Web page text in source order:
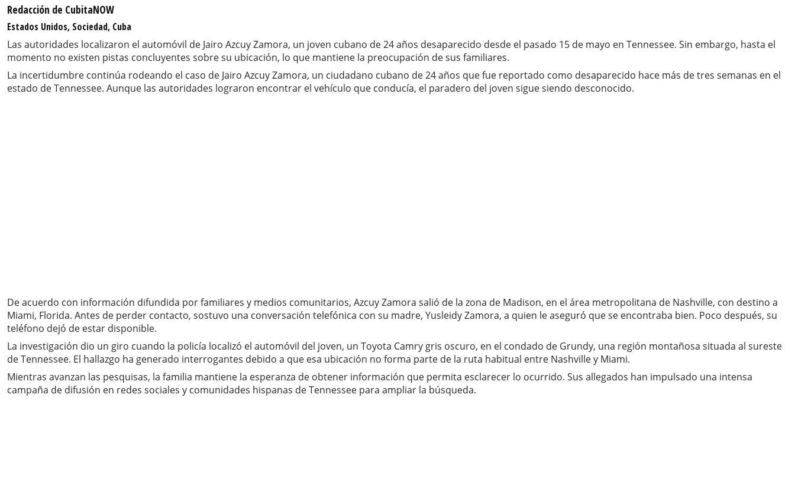
Redacción de CubitaNOW
Estados Unidos, Sociedad, Cuba
Las autoridades localizaron el automóvil de Jairo Azcuy Zamora, un joven cubano de 24 años desaparecido desde el pasado 15 de mayo en Tennessee. Sin embargo, hasta el
momento no existen pistas concluyentes sobre su ubicación, lo que mantiene la preocupación de sus familiares.
La incertidumbre continúa rodeando el caso de Jairo Azcuy Zamora, un ciudadano cubano de 24 años que fue reportado como desaparecido hace más de tres semanas en el
estado de Tennessee. Aunque las autoridades lograron encontrar el vehículo que conducía, el paradero del joven sigue siendo desconocido.
De acuerdo con información difundida por familiares y medios comunitarios, Azcuy Zamora salió de la zona de Madison, en el área metropolitana de Nashville, con destino a
Miami, Florida. Antes de perder contacto, sostuvo una conversación telefónica con su madre, Yusleidy Zamora, a quien le aseguró que se encontraba bien. Poco después, su
teléfono dejó de estar disponible.
La investigación dio un giro cuando la policía localizó el automóvil del joven, un Toyota Camry gris oscuro, en el condado de Grundy, una región montañosa situada al sureste
de Tennessee. El hallazgo ha generado interrogantes debido a que esa ubicación no forma parte de la ruta habitual entre Nashville y Miami.
Mientras avanzan las pesquisas, la familia mantiene la esperanza de obtener información que permita esclarecer lo ocurrido. Sus allegados han impulsado una intensa
campaña de difusión en redes sociales y comunidades hispanas de Tennessee para ampliar la búsqueda.